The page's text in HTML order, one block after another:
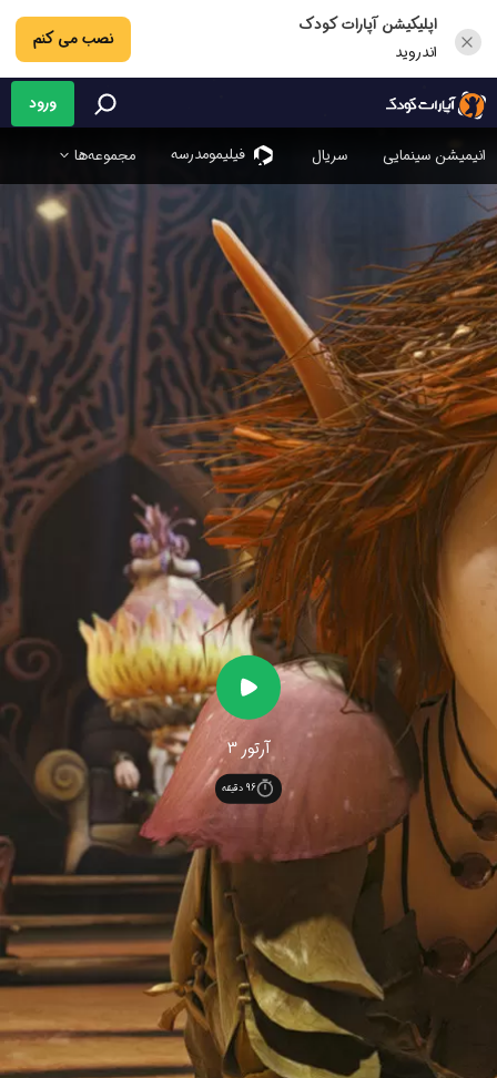
اپلیکیشن آپارات کودک
اندروید
نصب می کنم
انیمیشن سینمایی سریال فیلیمو‌مدرسه مجموعه‌ها
ورود
آرتور 3
96 دقیقه